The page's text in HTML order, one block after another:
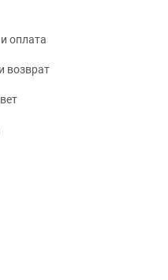
оплата
возврат